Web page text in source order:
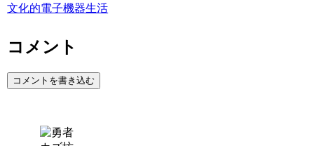
文化的電子機器生活
コメント
コメントを書き込む